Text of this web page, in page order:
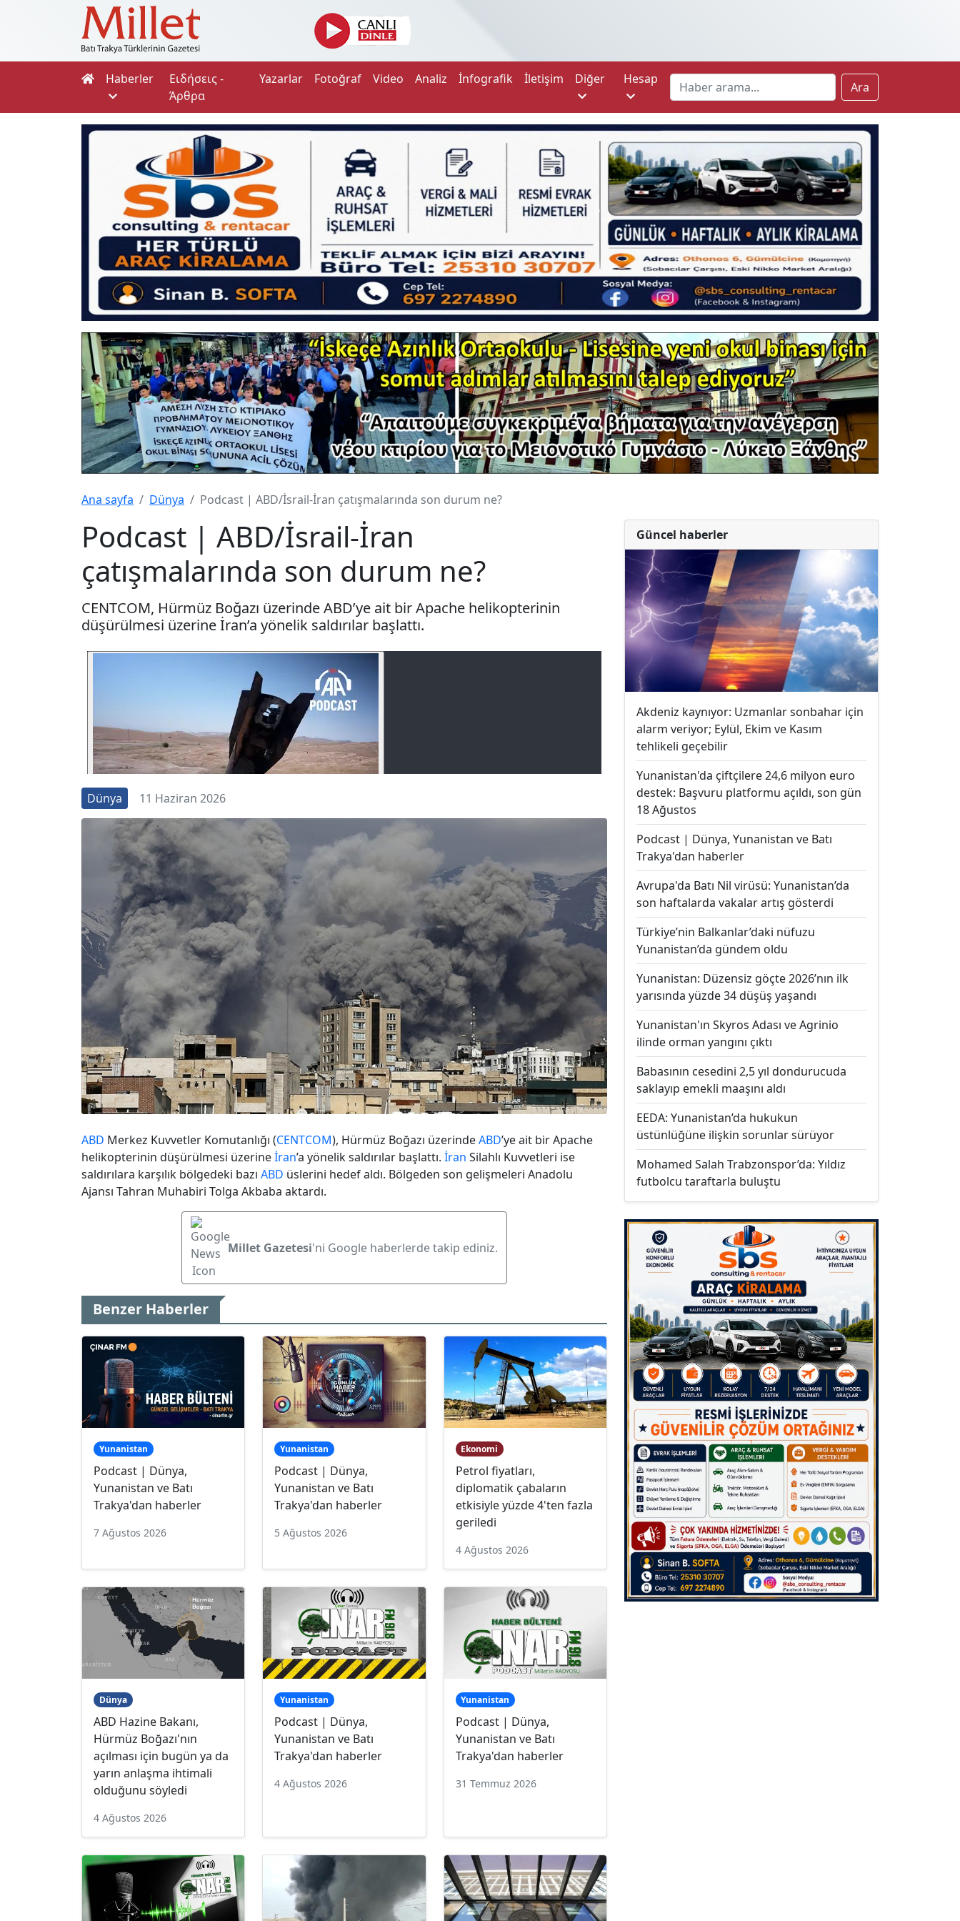
Haberler
Ειδήσεις -
Άρθρα
Yazarlar Fotoğraf Video Analiz İnfografik İletişim Diğer Hesap
Ara
Ana sayfa Dünya Podcast | ABD/İsrail-İran çatışmalarında son durum ne?
Podcast | ABD/İsrail-İran
çatışmalarında son durum ne?
CENTCOM, Hürmüz Boğazı üzerinde ABD’ye ait bir Apache helikopterinin
düşürülmesi üzerine İran’a yönelik saldırılar başlattı.
Dünya 11 Haziran 2026
ABD Merkez Kuvvetler Komutanlığı (CENTCOM), Hürmüz Boğazı üzerindeABD’ye ait bir Apache
helikopterinin düşürülmesi üzerineİran’a yönelik saldırılar başlattı. İran Silahlı Kuvvetleri ise
saldırılara karşılık bölgedeki bazı ABD üslerini hedef aldı. Bölgeden son gelişmeleri Anadolu
Ajansı Tahran Muhabiri Tolga Akbaba aktardı.
Millet Gazetesi'ni Google haberlerde takip ediniz.
Benzer Haberler
Yunanistan
Podcast | Dünya,
Yunanistan ve Batı
Trakya'dan haberler
7 Ağustos 2026
Yunanistan
Podcast | Dünya,
Yunanistan ve Batı
Trakya'dan haberler
5 Ağustos 2026
Ekonomi
Petrol fiyatları,
diplomatik çabaların
etkisiyle yüzde 4'ten fazla
geriledi
4 Ağustos 2026
Dünya
ABD Hazine Bakanı,
Hürmüz Boğazı'nın
açılması için bugün ya da
yarın anlaşma ihtimali
olduğunu söyledi
4 Ağustos 2026
Yunanistan
Podcast | Dünya,
Yunanistan ve Batı
Trakya'dan haberler
4 Ağustos 2026
Yunanistan
Podcast | Dünya,
Yunanistan ve Batı
Trakya'dan haberler
31 Temmuz 2026
Güncel haberler
Akdeniz kaynıyor: Uzmanlar sonbahar için
alarm veriyor; Eylül, Ekim ve Kasım
tehlikeli geçebilir
Yunanistan'da çiftçilere 24,6 milyon euro
destek: Başvuru platformu açıldı, son gün
18 Ağustos
Podcast | Dünya, Yunanistan ve Batı
Trakya'dan haberler
Avrupa'da Batı Nil virüsü: Yunanistan’da
son haftalarda vakalar artış gösterdi
Türkiye’nin Balkanlar’daki nüfuzu
Yunanistan’da gündem oldu
Yunanistan: Düzensiz göçte 2026’nın ilk
yarısında yüzde 34 düşüş yaşandı
Yunanistan'ın Skyros Adası ve Agrinio
ilinde orman yangını çıktı
Babasının cesedini 2,5 yıl dondurucuda
saklayıp emekli maaşını aldı
EEDA: Yunanistan’da hukukun
üstünlüğüne ilişkin sorunlar sürüyor
Mohamed Salah Trabzonspor’da: Yıldız
futbolcu taraftarla buluştu